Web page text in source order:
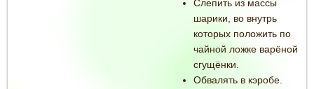
Слепить из массы
шарики, во внутрь
которых положить по
чайной ложке варёной
сгущёнки.
Обвалять в кэробе.